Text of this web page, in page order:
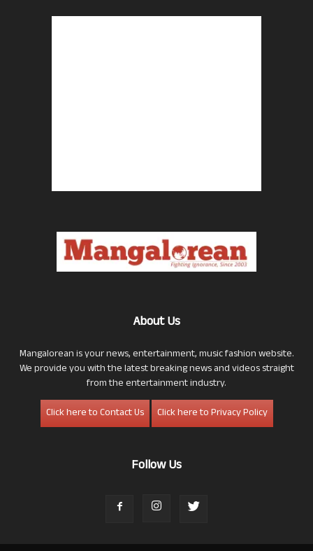
About Us
Mangalorean is your news, entertainment, music fashion website.
We provide you with the latest breaking news and videos straight
from the entertainment industry.
Click here to Contact Us
Click here to Privacy Policy
Follow Us